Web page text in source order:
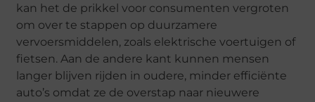
kan het de prikkel voor consumenten vergroten
om over te stappen op duurzamere
vervoersmiddelen, zoals elektrische voertuigen of
fietsen. Aan de andere kant kunnen mensen
langer blijven rijden in oudere, minder efficiënte
auto’s omdat ze de overstap naar nieuwere